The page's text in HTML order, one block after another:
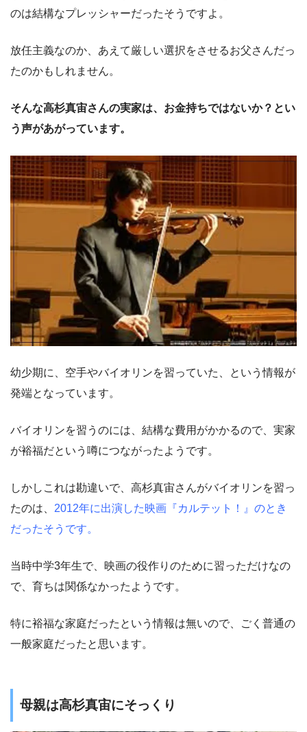
のは結構なプレッシャーだったそうですよ。
放任主義なのか、あえて厳しい選択をさせるお父さんだっ
たのかもしれません。
そんな高杉真宙さんの実家は、お金持ちではないか？とい
う声があがっています。
幼少期に、空手やバイオリンを習っていた、という情報が
発端となっています。
バイオリンを習うのには、結構な費用がかかるので、実家
が裕福だという噂につながったようです。
しかしこれは勘違いで、高杉真宙さんがバイオリンを習っ
たのは、 2012年に出演した映画『カルテット！』のとき
だったそうです。
当時中学3年生で、映画の役作りのために習っただけなの
で、育ちは関係なかったようです。
特に裕福な家庭だったという情報は無いので、ごく普通の
一般家庭だったと思います。
母親は高杉真宙にそっくり